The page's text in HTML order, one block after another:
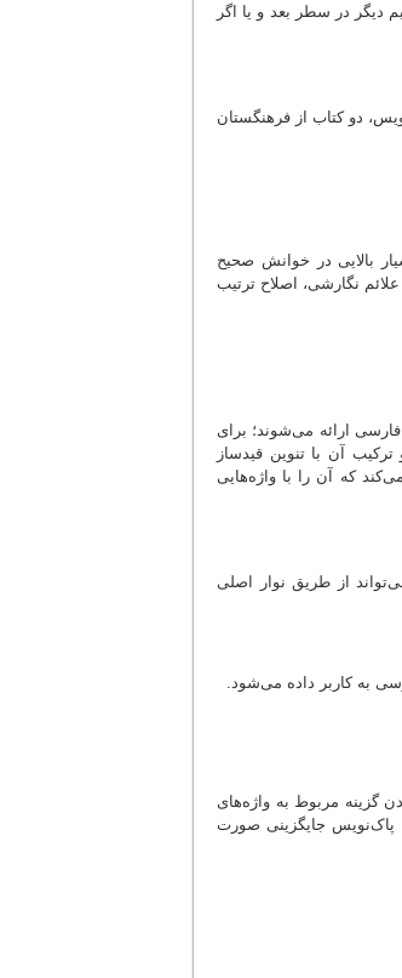
دیگر در سطر بعد و یا اگر
دو کتاب از فرهنگستان
بالایی در خوانش صحیح
نگارشی، اصلاح ترتیب
ارائه می‌شوند؛ برای
آن با تنوین قیدساز
که آن را با واژه‌هایی
از طریق نوار اصلی
به کاربر داده می‌شود.
گزینه مربوط به واژه‌های
پاک‌نویس جایگزینی صورت